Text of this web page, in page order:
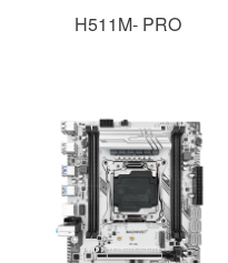
H511M- PRO